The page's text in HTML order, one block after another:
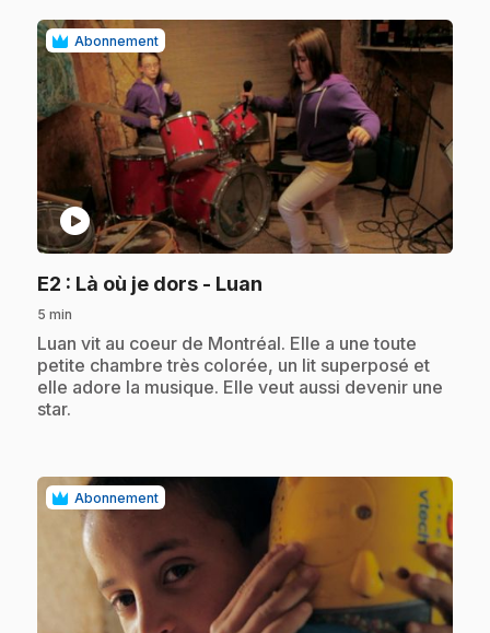
Abonnement
play_circle
E2 : Là où je dors - Luan
5 min
.Luan vit au coeur de Montréal. Elle a une toute
petite chambre très colorée, un lit superposé et
elle adore la musique. Elle veut aussi devenir une
star.
Abonnement